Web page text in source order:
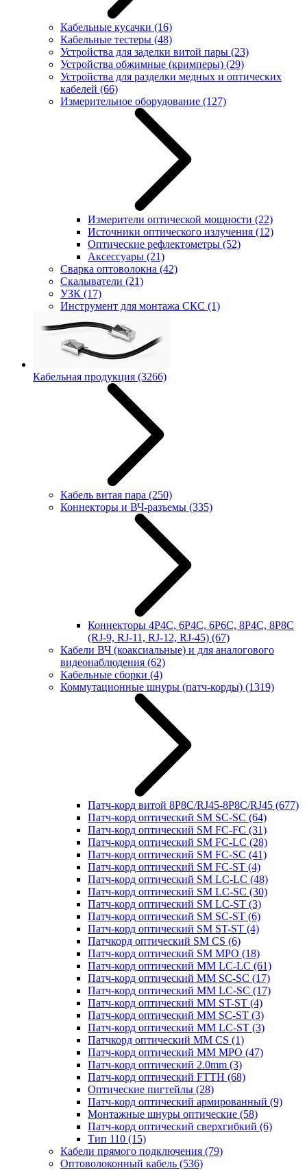
Кабельные кусачки (16)
Кабельные тестеры (48)
Устройства для заделки витой пары (23)
Устройства обжимные (кримперы) (29)
Устройства для разделки медных и оптических
кабелей (66)
Измерительное оборудование (127)
Измерители оптической мощности (22)
Источники оптического излучения (12)
Оптические рефлектометры (52)
Аксессуары (21)
Сварка оптоволокна (42)
Скалыватели (21)
УЗК (17)
Инструмент для монтажа СКС (1)
Кабельная продукция (3266)
Кабель витая пара (250)
Коннекторы и ВЧ-разъемы (335)
Коннекторы 4P4C, 6P4C, 6P6C, 8P4C, 8P8C
(RJ-9, RJ-11, RJ-12, RJ-45) (67)
Кабели ВЧ (коаксиальные) и для аналогового
видеонаблюдения (62)
Кабельные сборки (4)
Коммутационные шнуры (патч-корды) (1319)
Патч-корд витой 8P8C/RJ45-8P8C/RJ45 (677)
Патч-корд оптический SM SC-SC (64)
Патч-корд оптический SM FC-FC (31)
Патч-корд оптический SM FC-LC (28)
Патч-корд оптический SM FC-SC (41)
Патч-корд оптический SM FC-ST (4)
Патч-корд оптический SM LC-LC (48)
Патч-корд оптический SM LC-SC (30)
Патч-корд оптический SM LC-ST (3)
Патч-корд оптический SM SC-ST (6)
Патч-корд оптический SM ST-ST (4)
Патчкорд оптический SM CS (6)
Патч-корд оптический SM MPO (18)
Патч-корд оптический MM LC-LC (61)
Патч-корд оптический MM SC-SC (17)
Патч-корд оптический MM LC-SC (17)
Патч-корд оптический MM ST-ST (4)
Патч-корд оптический MM SC-ST (3)
Патч-корд оптический MM LC-ST (3)
Патчкорд оптический MM CS (1)
Патч-корд оптический MM MPO (47)
Патч-корд оптический 2.0mm (3)
Патч-корд оптический FTTH (68)
Оптические пигтейлы (28)
Патч-корд оптический армированный (9)
Монтажные шнуры оптические (58)
Патч-корд оптический сверхгибкий (6)
Тип 110 (15)
Кабели прямого подключения (79)
Оптоволоконный кабель (536)